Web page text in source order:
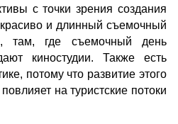
с точки зрения создания
и длинный съемочный
там, где съемочный день
киностудии. Также есть
потому что развитие этого
на туристские потоки